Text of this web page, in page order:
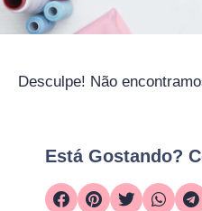
Desculpe! Não
Está Gostando?